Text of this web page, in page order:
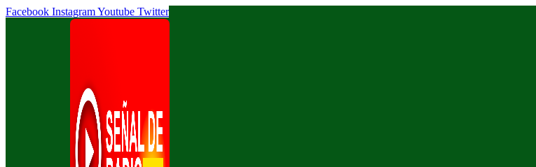
Facebook InstagramYoutube Twitter